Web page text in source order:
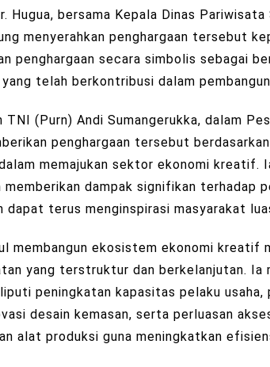
Hugua, bersama Kepala Dinas Pariwisata
menyerahkan penghargaan tersebut
penghargaan secara simbolis sebagai
telah berkontribusi dalam
TNI (Purn) Andi Sumangerukka, dalam
penghargaan tersebut
memajukan sektor ekonomi kreatif.
dampak signifikan terhadap
dapat terus menginspirasi masyarakat
membangun ekosistem ekonomi kreatif
yang terstruktur dan berkelanjutan. Ia
peningkatan kapasitas pelaku
desain kemasan, serta perluasan
alat produksi guna meningkatkan